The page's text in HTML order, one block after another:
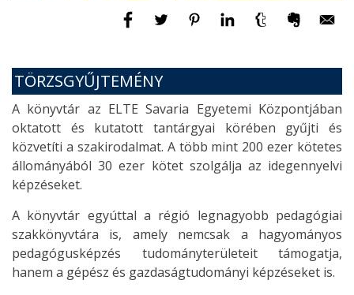
TÖRZSGYŰJTEMÉNY
A könyvtár az ELTE Savaria Egyetemi Központjában
oktatott és kutatott tantárgyai körében gyűjti és
közvetíti a szakirodalmat. A több mint 200 ezer kötetes
állományából 30 ezer kötet szolgálja az idegennyelvi
képzéseket.
A könyvtár egyúttal a régió legnagyobb pedagógiai
szakkönyvtára is, amely nemcsak a hagyományos
pedagógusképzés tudományterületeit támogatja,
hanem a gépész és gazdaságtudományi képzéseket is.